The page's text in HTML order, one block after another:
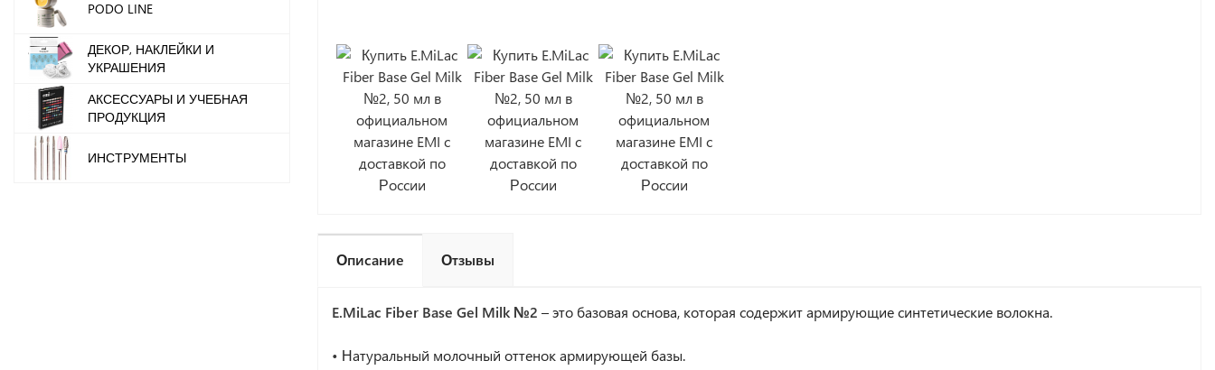
Описание Отзывы
E.MiLac Fiber Base Gel Milk №2 – это базовая основа, которая содержит армирующие синтетические волокна.
• Натуральный молочный оттенок армирующей базы.
PODO LINE
ДЕКОР, НАКЛЕЙКИ И
УКРАШЕНИЯ
АКСЕССУАРЫ И УЧЕБНАЯ
ПРОДУКЦИЯ
ИНСТРУМЕНТЫ